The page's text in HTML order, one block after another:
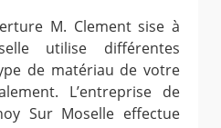
M. Clement sise à
utilise différentes
de matériau de votre
L’entreprise de
Sur Moselle effectue